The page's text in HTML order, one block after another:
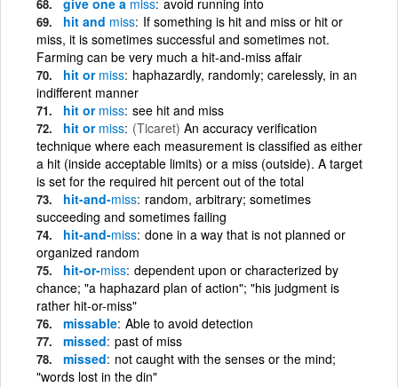
hit and miss If something is hit and miss or hit or
miss, it is sometimes successful and sometimes not.
Farming can be very much a hit-and-miss affair
hit or miss haphazardly, randomly; carelessly, in an
indifferent manner
hit or miss see hit and miss
hit or miss (Ticaret) An accuracy verification
technique where each measurement is classified as either
a hit (inside acceptable limits) or a miss (outside). A target
is set for the required hit percent out of the total
hit-and-miss random, arbitrary; sometimes
succeeding and sometimes failing
hit-and-miss done in a way that is not planned or
organized random
hit-or-miss dependent upon or characterized by
chance; "a haphazard plan of action"; "his judgment is
rather hit-or-miss"
missable Able to avoid detection
missed past of miss
missed not caught with the senses or the mind;
"words lost in the din"